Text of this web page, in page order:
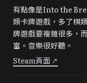
有點像是Into the
類卡牌遊戲，多了棋
牌遊戲要複雜很多，
富。音樂很好聽。
Steam頁面 ↗